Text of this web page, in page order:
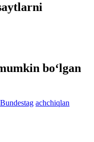
bo‘lgan
Bundestag achchiqlan